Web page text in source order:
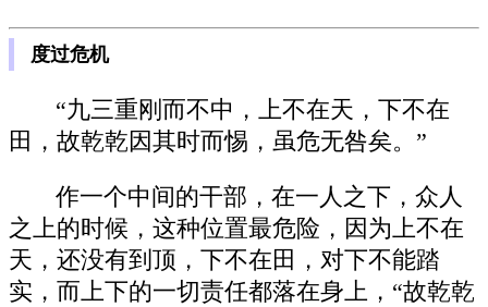
度过危机
“九三重刚而不中，上不在天，下不在
田，故乾乾因其时而惕，虽危无咎矣。”
作一个中间的干部，在一人之下，众人
之上的时候，这种位置最危险，因为上不在
天，还没有到顶，下不在田，对下不能踏
实，而上下的一切责任都落在身上，“故乾乾